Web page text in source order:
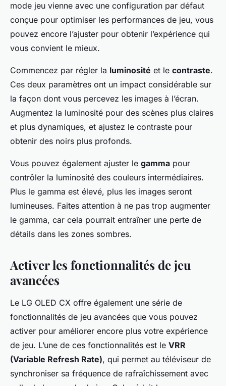
mode jeu vienne avec une configuration par défaut
conçue pour optimiser les performances de jeu, vous
pouvez encore l’ajuster pour obtenir l’expérience qui
vous convient le mieux.
Commencez par régler la luminosité et le contraste.
Ces deux paramètres ont un impact considérable sur
la façon dont vous percevez les images à l’écran.
Augmentez la luminosité pour des scènes plus claires
et plus dynamiques, et ajustez le contraste pour
obtenir des noirs plus profonds.
Vous pouvez également ajuster le gamma pour
contrôler la luminosité des couleurs intermédiaires.
Plus le gamma est élevé, plus les images seront
lumineuses. Faites attention à ne pas trop augmenter
le gamma, car cela pourrait entraîner une perte de
détails dans les zones sombres.
Activer les fonctionnalités de jeu
avancées
Le LG OLED CX offre également une série de
fonctionnalités de jeu avancées que vous pouvez
activer pour améliorer encore plus votre expérience
de jeu. L’une de ces fonctionnalités est le VRR
(Variable Refresh Rate), qui permet au téléviseur de
synchroniser sa fréquence de rafraîchissement avec